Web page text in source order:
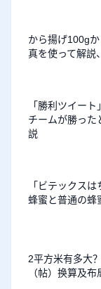
から揚げ100g
真を使って解説
「勝利ツイー
チームが勝った
説
「ビテックス
蜂蜜と普通の蜂
2平方米有多大
（帖）换算及布